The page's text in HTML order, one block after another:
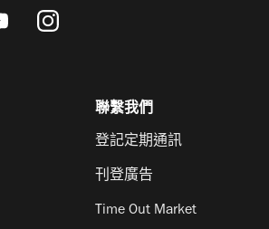
聯繫我們
登記定期通訊
刊登廣告
Time Out Market